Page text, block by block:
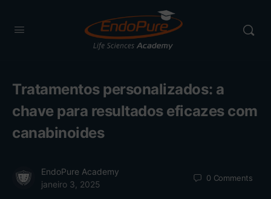
Tratamentos personalizados: a
chave para resultados eficazes com
canabinoides
EndoPure Academy
janeiro 3, 2025
0 Comments